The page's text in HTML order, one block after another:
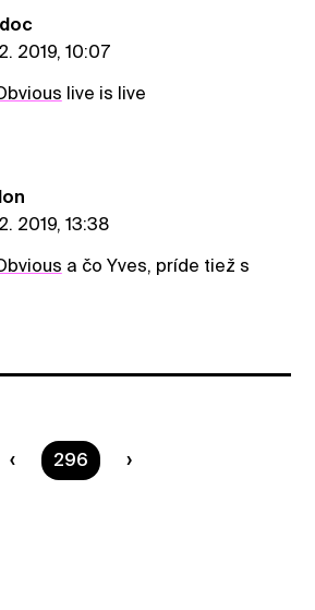
2019, 10:07
live is live
2019, 13:38
a čo Yves, príde tiež s
Ste na strane
296